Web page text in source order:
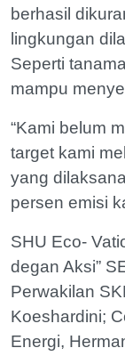
berhasil
lingkungan
Seperti
mampu
“Kami belum
target kami
yang
persen emisi
SHU Eco-
degan Aksi”
Perwakilan
Koeshardini;
Energi,